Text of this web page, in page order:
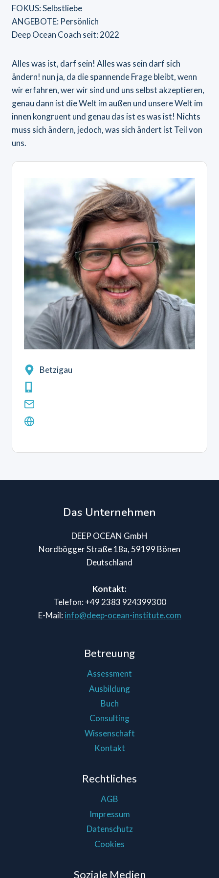
FOKUS: Selbstliebe
ANGEBOTE: Persönlich
Deep Ocean Coach seit: 2022
Alles was ist, darf sein! Alles was sein darf sich
ändern! nun ja, da die spannende Frage bleibt, wenn
wir erfahren, wer wir sind und uns selbst akzeptieren,
genau dann ist die Welt im außen und unsere Welt im
innen kongruent und genau das ist es was ist! Nichts
muss sich ändern, jedoch, was sich ändert ist Teil von
uns.
Betzigau
Das Unternehmen
DEEP OCEAN GmbH
Nordbögger Straße 18a, 59199 Bönen
Deutschland
Kontakt:
Telefon: +49 2383 924399300
E-Mail: info@deep-ocean-institute.com
Betreuung
Assessment
Ausbildung
Buch
Consulting
Wissenschaft
Kontakt
Rechtliches
AGB
Impressum
Datenschutz
Cookies
Soziale Medien